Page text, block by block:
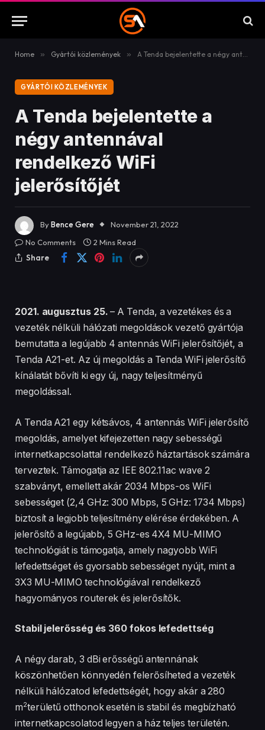
Home » Gyártói közlemények » A Tenda bejelentette a négy antennával rendelkező WiFi jelerősítőjét
GYÁRTÓI KÖZLEMÉNYEK
A Tenda bejelentette a
négy antennával
rendelkező WiFi
jelerősítőjét
ByBence Gere
November 21, 2022
No Comments
2 Mins Read
Share
2021. augusztus 25. – A Tenda, a vezetékes és a
vezeték nélküli hálózati megoldások vezető gyártója
bemutatta a legújabb 4 antennás WiFi jelerősítőjét, a
Tenda A21-et. Az új megoldás a Tenda WiFi jelerősítő
kínálatát bővíti ki egy új, nagy teljesítményű
megoldással.
A Tenda A21 egy kétsávos, 4 antennás WiFi jelerősítő
megoldás, amelyet kifejezetten nagy sebességű
internetkapcsolattal rendelkező háztartások számára
terveztek. Támogatja az IEE 802.11ac wave 2
szabványt, emellett akár 2034 Mbps-os WiFi
sebességet (2,4 GHz: 300 Mbps, 5 GHz: 1734 Mbps)
biztosít a legjobb teljesítmény elérése érdekében. A
jelerősítő a legújabb, 5 GHz-es 4X4 MU-MIMO
technológiát is támogatja, amely nagyobb WiFi
lefedettséget és gyorsabb sebességet nyújt, mint a
3X3 MU-MIMO technológiával rendelkező
hagyományos routerek és jelerősítők.
Stabil jelerősség és 360 fokos lefedettség
A négy darab, 3 dBi erősségű antennának
köszönhetően könnyedén felerősíheted a vezeték
nélküli hálózatod lefedettségét, hogy akár a 280
m2területű otthonok esetén is stabil és megbízható
internetkapcsolatod legyen a ház teljes területén.